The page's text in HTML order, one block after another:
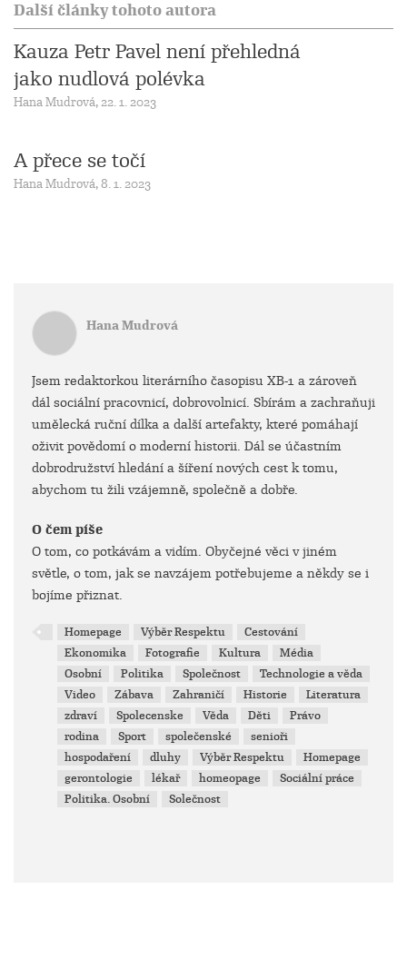
Další články tohoto autora
Kauza Petr Pavel není přehledná
jako nudlová polévka
Hana Mudrová, 22. 1. 2023
A přece se točí
Hana Mudrová, 8. 1. 2023
Hana Mudrová
Jsem redaktorkou literárního časopisu XB-1 a zároveň
dál sociální pracovnicí, dobrovolnicí. Sbírám a zachraňuji
umělecká ruční dílka a další artefakty, které pomáhají
oživit povědomí o moderní historii. Dál se účastním
dobrodružství hledání a šíření nových cest k tomu,
abychom tu žili vzájemně, společně a dobře.
O čem píše
O tom, co potkávám a vidím. Obyčejné věci v jiném
světle, o tom, jak se navzájem potřebujeme a někdy se i
bojíme přiznat.
Homepage Výběr Respektu
Cestování
Ekonomika
Fotografie Kultura
Média
Osobní
Politika Společnost
Technologie a věda
Video
Zábava Zahraničí Historie
Literatura
zdraví
Spolecenske Věda Děti
Právo
rodina
Sport společenské
senioři
hospodaření
dluhy Výběr Respektu
Homepage
gerontologie
lékař homeopage
Sociální práce
Politika. Osobní
Solečnost